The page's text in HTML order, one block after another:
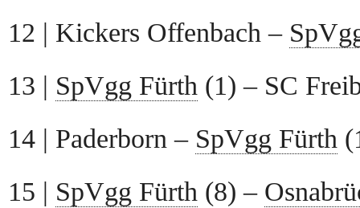
12 | Kickers Offenbach –
13 | SpVgg Fürth (1) – SC
14 | Paderborn – SpVgg Fürth
15 | SpVgg Fürth (8) –